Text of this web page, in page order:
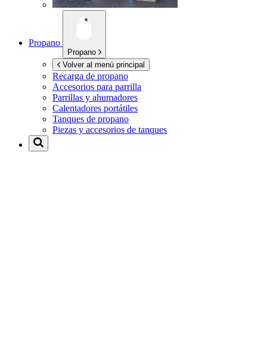
Propano
Propano
Volver al menú principal
Recarga de propano
Accesorios para parrilla
Parrillas y ahumadores
Calentadores portátiles
Tanques de propano
Piezas y accesorios de tanques